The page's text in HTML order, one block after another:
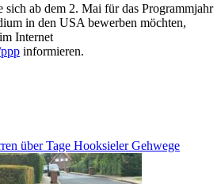
sich ab dem 2. Mai für das Programmjahr
in den USA bewerben möchten,
Internet
informieren.
über Tage Hooksieler Gehwege